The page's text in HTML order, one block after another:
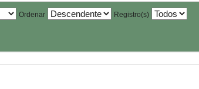
Ordenar Registro(s)